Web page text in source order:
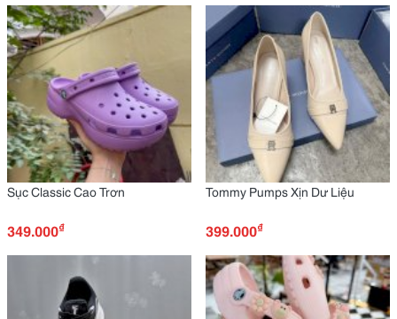
Sục Classic Cao Trơn
349.000₫
Tommy Pumps Xịn Dư Liệu
399.000₫